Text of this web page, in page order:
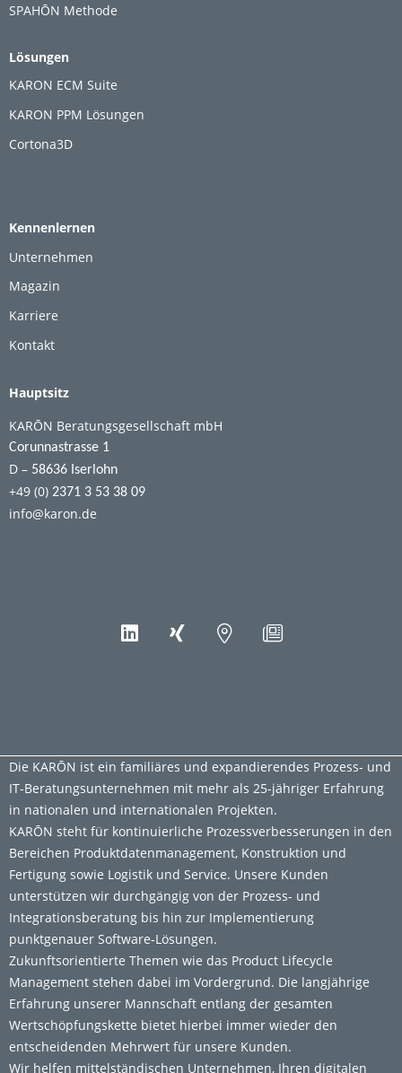
SPAHŌN Methode
Lösungen
KARON ECM Suite
KARON PPM Lösungen
Cortona3D
Kennenlernen
Unternehmen
Magazin
Karriere
Kontakt
Hauptsitz
KARŌN Beratungsgesellschaft mbH
Corunnastrasse 1
D – 58636 Iserlohn
+49 (0) 2371 3 53 38 09
info@karon.de
Die KARŌN ist ein familiäres und expandierendes Prozess- und
IT-Beratungsunternehmen mit mehr als 25-jähriger Erfahrung
in nationalen und internationalen Projekten.
KARŌN steht für kontinuierliche Prozessverbesserungen in den
Bereichen Produktdatenmanagement, Konstruktion und
Fertigung sowie Logistik und Service. Unsere Kunden
unterstützen wir durchgängig von der Prozess- und
Integrationsberatung bis hin zur Implementierung
punktgenauer Software-Lösungen.
Zukunftsorientierte Themen wie das Product Lifecycle
Management stehen dabei im Vordergrund. Die langjährige
Erfahrung unserer Mannschaft entlang der gesamten
Wertschöpfungskette bietet hierbei immer wieder den
entscheidenden Mehrwert für unsere Kunden.
Wir helfen mittelständischen Unternehmen, Ihren digitalen